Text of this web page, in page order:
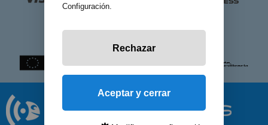
Configuración.
Rechazar
Aceptar y cerrar